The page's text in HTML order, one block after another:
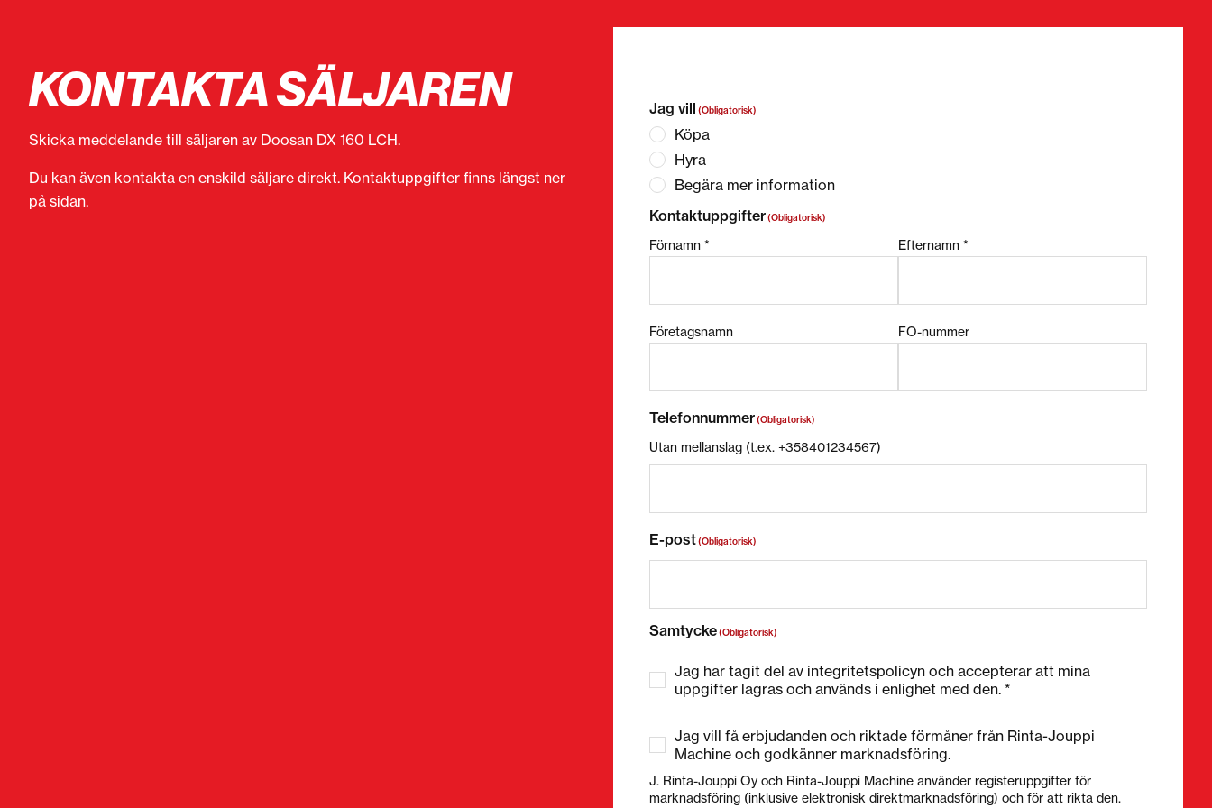
KONTAKTA SÄLJAREN
Skicka meddelande till säljaren av Doosan DX 160 LCH.
Du kan även kontakta en enskild säljare direkt. Kontaktuppgifter finns längst ner
på sidan.
Jag vill (Obligatorisk)
Köpa
Hyra
Begära mer information
Kontaktuppgifter(Obligatorisk)
Förnamn * Efternamn *
Företagsnamn FO-nummer
Telefonnummer(Obligatorisk)
Utan mellanslag (t.ex. +358401234567)
E-post(Obligatorisk)
Samtycke(Obligatorisk)
Jag har tagit del av integritetspolicyn och accepterar att mina
uppgifter lagras och används i enlighet med den. *
Jag vill få erbjudanden och riktade förmåner från Rinta-Jouppi
Machine och godkänner marknadsföring.
J. Rinta-Jouppi Oy och Rinta-Jouppi Machine använder registeruppgifter för
marknadsföring (inklusive elektronisk direktmarknadsföring) och för att rikta den.